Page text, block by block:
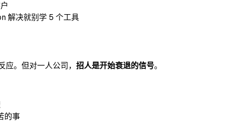
解决就别学 5 个工具
。但对一人公司， 招人是开始衰退的信号。
的事